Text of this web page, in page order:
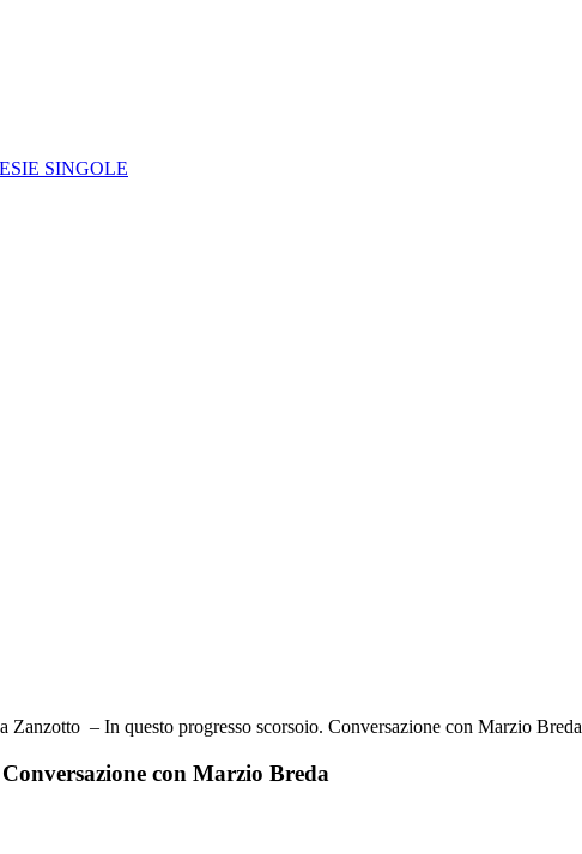
SINGOLE
Zanzotto – In questo progresso scorsoio. Conversazione con Marzio Breda
con Marzio Breda